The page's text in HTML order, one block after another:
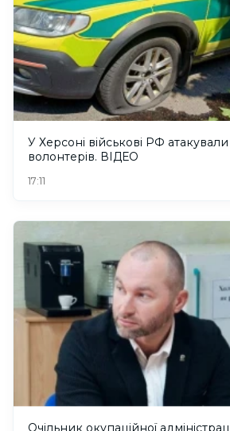
У Херсоні військові РФ
волонтерів. ВІДЕО
17:11
Очільник окупаційної